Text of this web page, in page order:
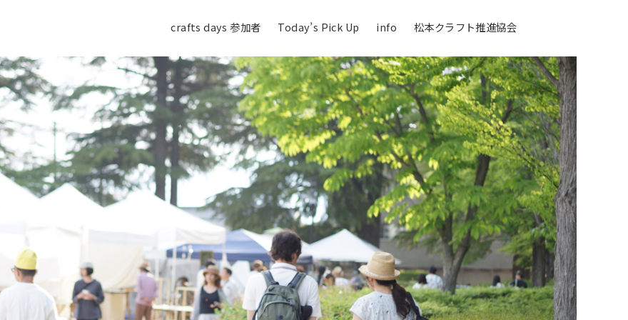
crafts days 参加者 Today’s Pick Up info 松本クラフト推進協会